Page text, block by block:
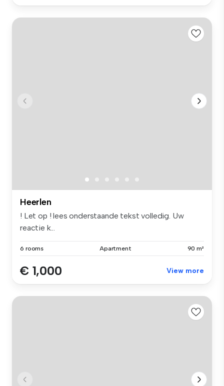
Heerlen
! Let op ! lees onderstaande tekst volledig. Uw
reactie k...
6 rooms Apartment 90 m²
€ 1,000 View more